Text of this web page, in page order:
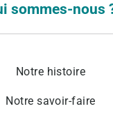
sommes-nous
Notre histoire
Notre savoir-faire